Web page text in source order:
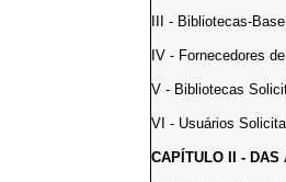
III - Bibliotecas-Base
IV - Fornecedores
V - Bibliotecas
VI - Usuários
CAPÍTULO II - DAS